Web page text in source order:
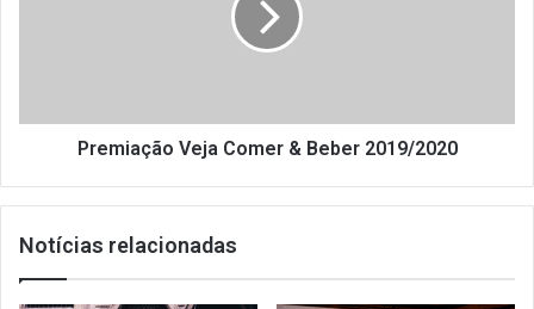
Premiação Veja Comer & Beber 2019/2020
Notícias relacionadas